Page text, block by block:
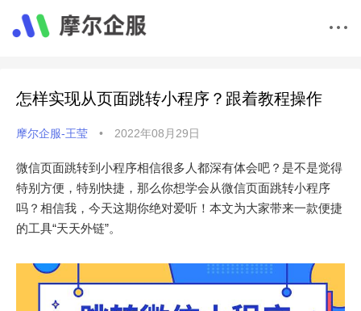
怎样实现从页面跳转小程序？跟着教程操作
摩尔企服-王莹 • 2022年08月29日
微信页面跳转到小程序相信很多人都深有体会吧？是不是觉得
特别方便，特别快捷，那么你想学会从微信页面跳转小程序
吗？相信我，今天这期你绝对爱听！本文为大家带来一款便捷
的工具“天天外链”。